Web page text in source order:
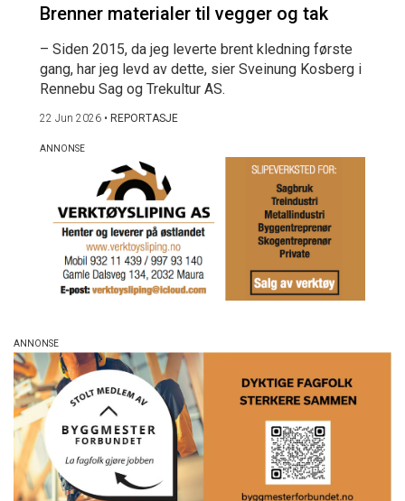
Brenner materialer til vegger og tak
– Siden 2015, da jeg leverte brent kledning første
gang, har jeg levd av dette, sier Sveinung Kosberg i
Rennebu Sag og Trekultur AS.
22 Jun 2026 • REPORTASJE